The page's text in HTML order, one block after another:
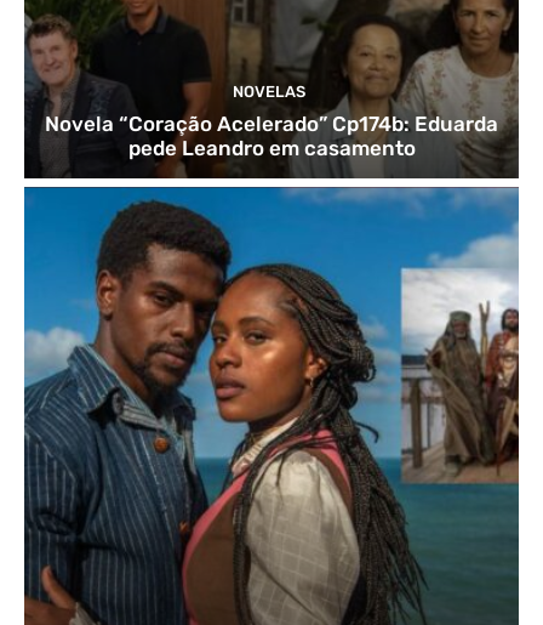
NOVELAS
Novela “Coração Acelerado” Cp174b: Eduarda
pede Leandro em casamento